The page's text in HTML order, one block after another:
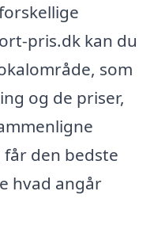
pris.dk kan du
som
og de priser,
den bedste
hvad angår